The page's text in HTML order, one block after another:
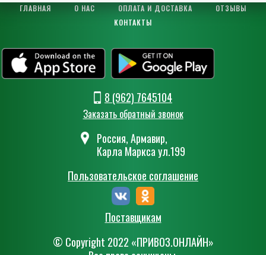
ГЛАВНАЯ О НАС ОПЛАТА И ДОСТАВКА
ОТЗЫВЫ
КОНТАКТЫ
8 (962) 7645104
Заказать обратный звонок
Россия, Армавир,
Карла Маркса ул.199
Пользовательское соглашение
Поставщикам
© Сopyright 2022 «ПРИВОЗ.ОНЛАЙН»